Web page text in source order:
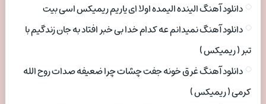
دانلود آهنگ الینده الیمده اولا ای یاریم ریمیکس اسی بیت
دانلود آهنگ نمیدانم عه کدام خدا بی خبر افتاد به جان زندگیم با
تبر ( ریمیکس )
دانلود آهنگ غرق خونه جفت چشات چرا ضعیفه صدات روح الله
کرمی ( ریمیکس )